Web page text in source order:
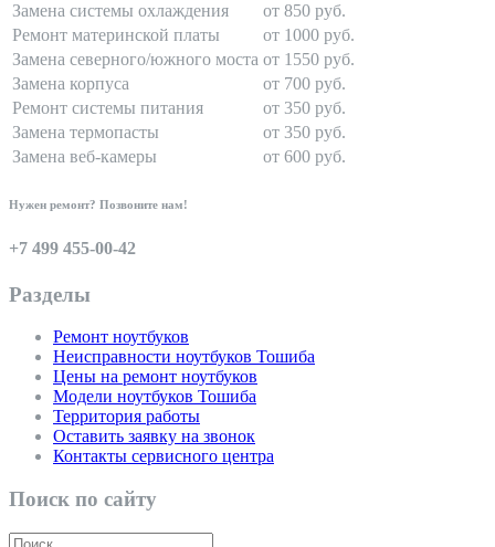
Замена системы охлаждения
от 850 руб.
Ремонт материнской платы
от 1000 руб.
Замена северного/южного моста от 1550 руб.
Замена корпуса
от 700 руб.
Ремонт системы питания
от 350 руб.
Замена термопасты
от 350 руб.
Замена веб-камеры
от 600 руб.
Нужен ремонт? Позвоните нам!
+7 499 455-00-42
Разделы
Ремонт ноутбуков
Неисправности ноутбуков Тошиба
Цены на ремонт ноутбуков
Модели ноутбуков Тошиба
Территория работы
Оставить заявку на звонок
Контакты сервисного центра
Поиск по сайту